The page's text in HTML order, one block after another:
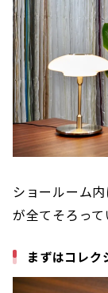
ショールーム
が全てそろって
まずはコレク